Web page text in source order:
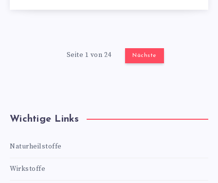
Seite 1 von 24 Nächste
Wichtige Links
Naturheilstoffe
Wirkstoffe